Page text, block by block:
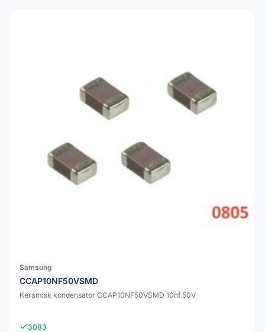
Samsung
CCAP10NF50VSMD
Keramisk kondensator CCAP10NF50VSMD 10nf 50V
3083